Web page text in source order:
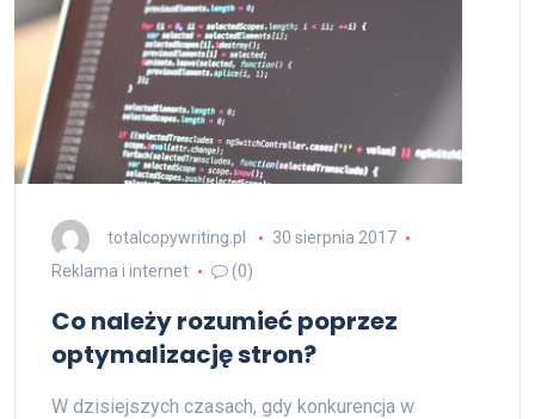
totalcopywriting.pl
30 sierpnia 2017
Reklama i internet
(0)
Co należy rozumieć poprzez
optymalizację stron?
W dzisiejszych czasach, gdy konkurencja w